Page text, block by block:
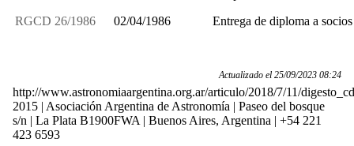
RGCD 26/1986
02/04/1986 Entrega de diploma a
Actualizado el 25/09/2023 08:24
http://www.astronomiaargentina.org.ar/articulo/2018/7/11/digesto_cd
2015 | Asociación Argentina de Astronomía | Paseo del bosque
s/n | La Plata B1900FWA | Buenos Aires, Argentina | +54 221
423 6593